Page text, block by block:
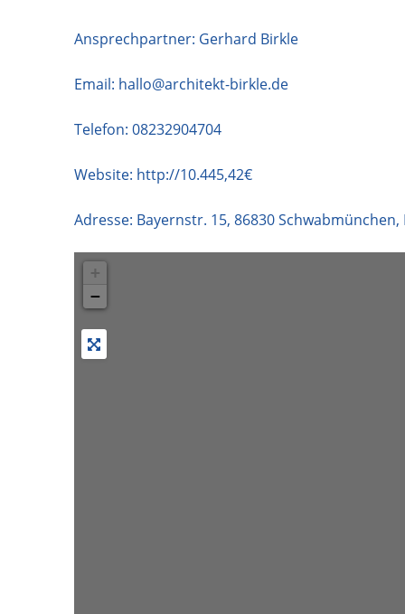
Ansprechpartner: Gerhard Birkle
Email: hallo@architekt-birkle.de
Telefon: 08232904704
Website: http://10.445,42€
Adresse: Bayernstr. 15, 86830Schwabmünchen,
+
−